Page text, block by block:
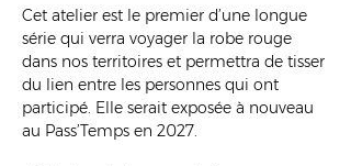
Cet atelier est le premier d’une longue
série qui verra voyager la robe rouge
dans nos territoires et permettra de tisser
du lien entre les personnes qui ont
participé. Elle serait exposée à nouveau
au Pass’Temps en 2027.